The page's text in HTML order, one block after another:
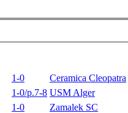
1-0
Ceramica Cleopatra
1-0/p.7-8 USM Alger
1-0
Zamalek SC